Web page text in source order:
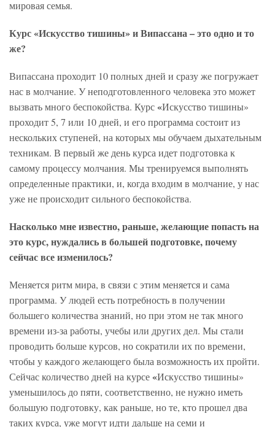
мировая семья.
Курс «Искусство тишины» и Випассана – это одно и то
же?
Випассана проходит 10 полных дней и сразу же погружает
нас в молчание. У неподготовленного человека это может
вызвать много беспокойства. Курс«Искусство тишины»
проходит 5, 7 или 10 дней, и его программа состоит из
нескольких ступеней, на которых мы обучаем дыхательным
техникам. В первый же день курса идет подготовка к
самому процессу молчания. Мы тренируемся выполнять
определенные практики, и, когда входим в молчание, у нас
уже не происходит сильного беспокойства.
Насколько мне известно, раньше, желающие попасть на
это курс, нуждались в большей подготовке, почему
сейчас все изменилось?
Меняется ритм мира, в связи с этим меняется и сама
программа. У людей есть потребность в получении
большего количества знаний, но при этом не так много
времени из-за работы, учебы или других дел. Мы стали
проводить больше курсов, но сократили их по времени,
чтобы у каждого желающего была возможность их пройти.
Сейчас количество дней на курсе«Искусство тишины»
уменьшилось до пяти, соответственно, не нужно иметь
большую подготовку, как раньше, но те, кто прошел два
таких курса, уже могут идти дальше на семи и